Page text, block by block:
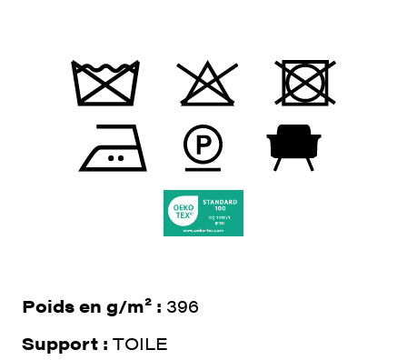
Poids en g/m² : 396
Support : TOILE